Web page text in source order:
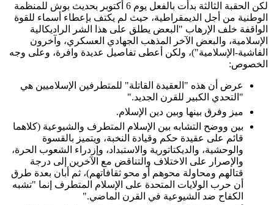
لكن الحقبة الثالثة بدأت بالفعل يوم 6 أكتوبر بحديث بوش للمنظمة
الوطنية من أجل الديمقراطية، حيث لم يكتف بإعطاء أسماء للقوة
الواقفة خلف الإرهاب "البعض يطلق على هذا الشر الراديكالية
الإسلامية، والبعض الآخر المذهب الجهادي العسكري، وآخرون
الفاشية-الإسلامية")، ولكن أعطى تفاصيل عديدة وافرة، وعلى وجه
الخصوص:
عرض أن هذه "العقيدة القاتلة" للمتطرفين الإسلاميين هي
"التحدي الكبير للقرن الجديد."
ميز وفرق بينها وبين دين الإسلام.
بين ووضح التشابه بين الإسلام المتطرف والشيوعية (كلاهما
قائم على عقيدة حكم وقيادة النخبة، ويتميز بالقسوة
والوحشية، والديكتاتورية والاستبداد، وإزدراء الشعوب الحرة،
والإصرار على الاختلاف والتناقض مع الآخرين إلى درجة
قتالهم ومحاولة محوهم أو محو ثقافاتهم)، ثم أبان بعدة طرق
أن حرب الولايات المتحدة على الإسلام المتطرف إنما "تشبه
الكفاح ضد الشيوعية في القرن الماضي."